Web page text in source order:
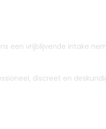
een vrijblijvende intake
discreet en